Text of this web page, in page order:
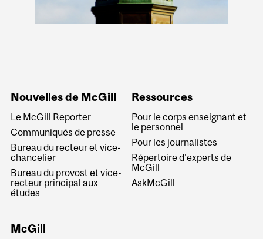
Nouvelles de McGill
Le McGill Reporter
Communiqués de presse
Bureau du recteur et vice-
chancelier
Bureau du provost et vice-
recteur principal aux
études
Ressources
Pour le corps enseignant et
le personnel
Pour les journalistes
Répertoire d’experts de
McGill
AskMcGill
McGill